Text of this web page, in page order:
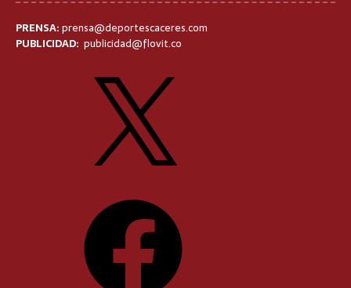
PRENSA:prensa@deportescaceres.com
PUBLICIDAD: publicidad@flovit.co